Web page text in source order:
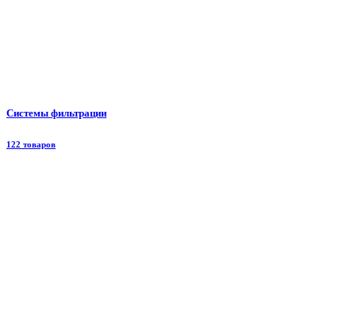
Системы фильтрации
122 товаров